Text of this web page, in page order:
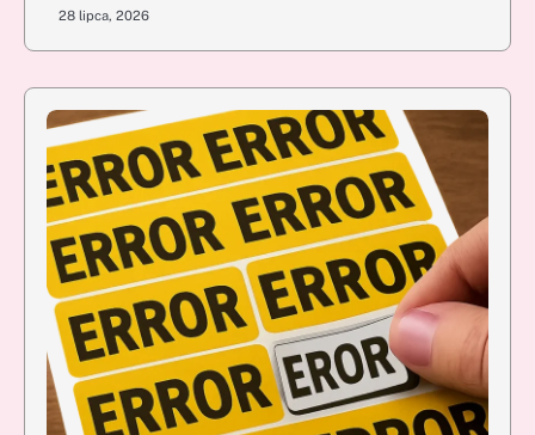
28 lipca, 2026